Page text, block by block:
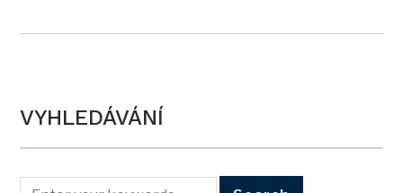
VYHLEDÁVÁNÍ